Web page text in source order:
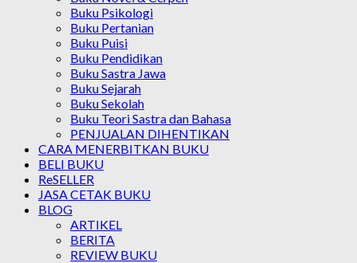
Buku Psikologi
Buku Pertanian
Buku Puisi
Buku Pendidikan
Buku Sastra Jawa
Buku Sejarah
Buku Sekolah
Buku Teori Sastra dan Bahasa
PENJUALAN DIHENTIKAN
CARA MENERBITKAN BUKU
BELI BUKU
ReSELLER
JASA CETAK BUKU
BLOG
ARTIKEL
BERITA
REVIEW BUKU